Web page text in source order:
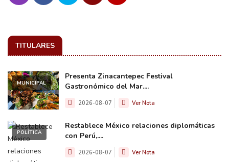
TITULARES
MUNICIPAL
Presenta Zinacantepec Festival
Gastronómico del Mar....
2026-08-07 Ver Nota
POLÍTICA
Restablece México relaciones diplomáticas
con Perú,....
2026-08-07 Ver Nota